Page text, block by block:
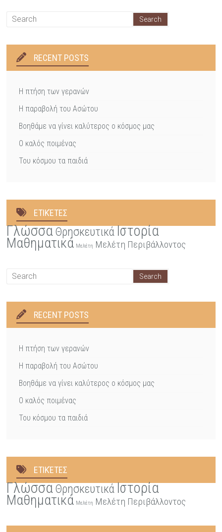
RECENT POSTS
Η πτήση των γερανών
Η παραβολή του Ασώτου
Βοηθάμε να γίνει καλύτερος ο κόσμος μας
Ο καλός ποιμένας
Του κόσμου τα παιδιά
ΕΤΙΚΈΤΕΣ
ΓλώσσαΘρησκευτικάΙστορία
Μαθηματικά Μελέτη Μελέτη Περιβάλλοντος
RECENT POSTS
Η πτήση των γερανών
Η παραβολή του Ασώτου
Βοηθάμε να γίνει καλύτερος ο κόσμος μας
Ο καλός ποιμένας
Του κόσμου τα παιδιά
ΕΤΙΚΈΤΕΣ
ΓλώσσαΘρησκευτικάΙστορία
Μαθηματικά Μελέτη Μελέτη Περιβάλλοντος